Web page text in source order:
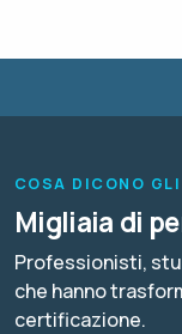
COSA DICONO
Migliaia di
Professionisti,
che hanno
certificazione.